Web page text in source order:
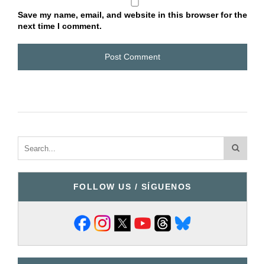
Save my name, email, and website in this browser for the
next time I comment.
FOLLOW US / SÍGUENOS